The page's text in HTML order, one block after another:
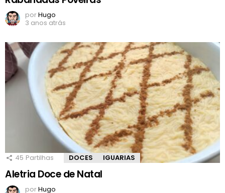
porHugo
3 anos atrás
45 Partilhas DOCES IGUARIAS
Aletria Doce de Natal
porHugo